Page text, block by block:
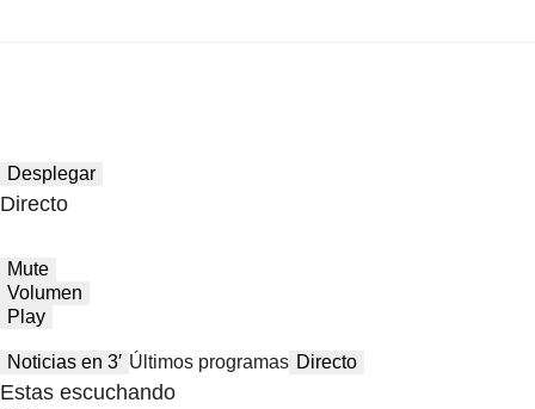
Desplegar
Directo
Mute
Volumen
Play
Noticias en 3′ Últimos programas Directo
Estas escuchando